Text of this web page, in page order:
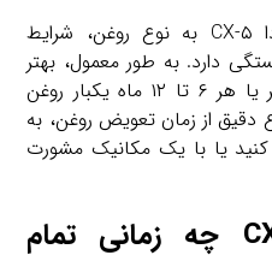
زمان تعویض روغن موتور مزدا CX-۵ به نوع روغن، شرایط
دارد. به طور معمول، بهتر
است هر ۵۰۰۰ تا ۱۰۰۰۰ کیلومتر یا هر ۶ تا ۱۲ ماه یکبار روغن
دقیق از زمان تعویض روغن، به
کنید یا با یک مکانیک مشورت
لنت ترمز مزدا CX-۵ چه زمانی تمام